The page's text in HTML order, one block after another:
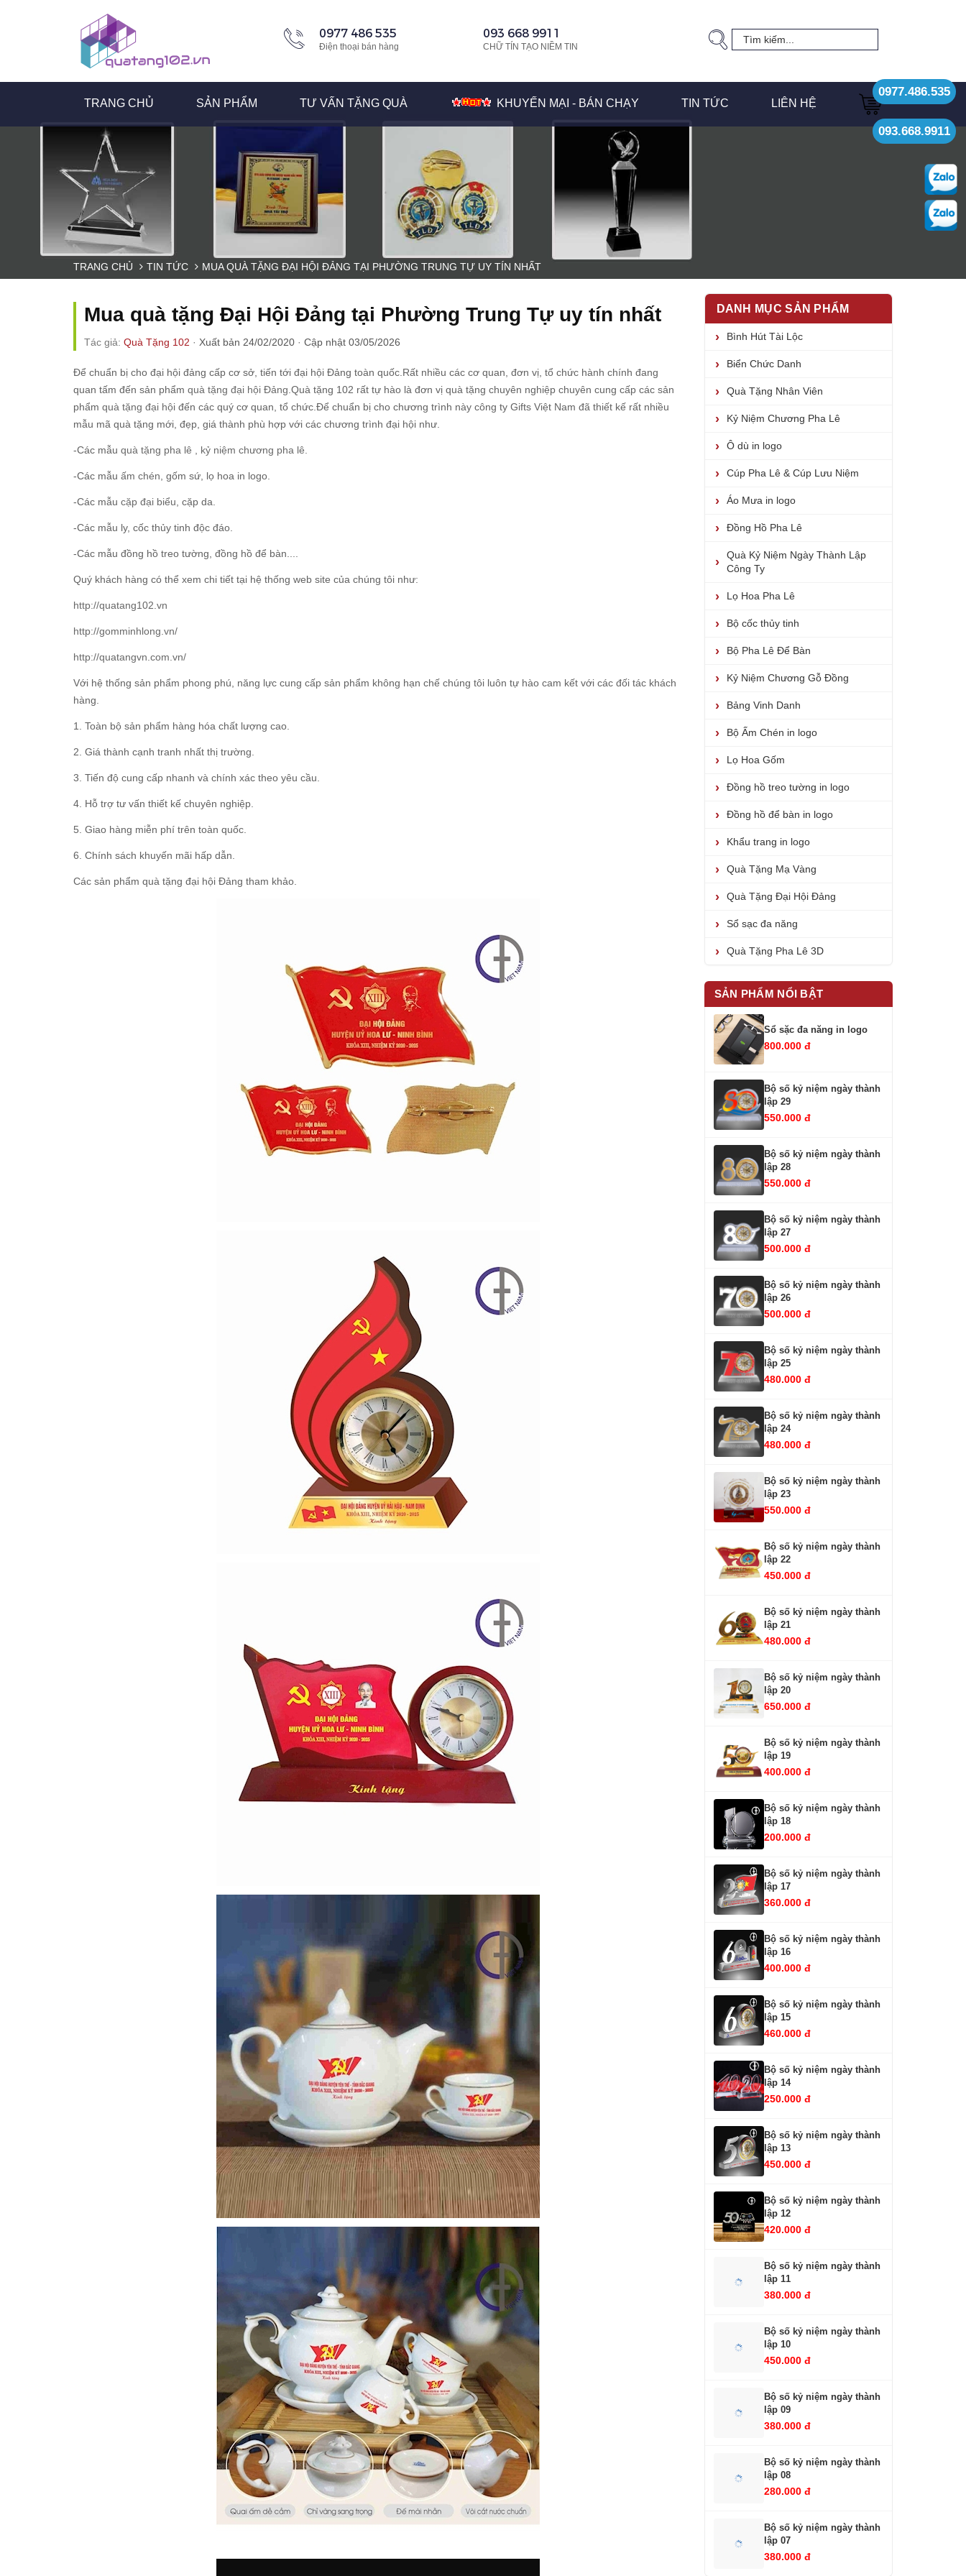
0977 486 535
Điện thoại bán hàng
093 668 9911
CHỮ TÍN TẠO NIỀM TIN
TRANG CHỦ SẢN PHẨM TƯ VẤN TẶNG QUÀ KHUYẾN MẠI - BÁN CHẠY TIN TỨC LIÊN HỆ
0977.486.535
093.668.9911
TRANG CHỦ TIN TỨC MUA QUÀ TẶNG ĐẠI HỘI ĐẢNG TẠI PHƯỜNG TRUNG TỰ UY TÍN NHẤT
Mua quà tặng Đại Hội Đảng tại Phường Trung Tự uy tín nhất
Tác giả: Quà Tặng 102 · Xuất bản 24/02/2020 · Cập nhật 03/05/2026
Để chuẩn bị cho đại hội đảng cấp cơ sở, tiến tới đại hội Đảng toàn quốc.Rất nhiều các cơ quan, đơn vị, tổ chức hành chính đang
quan tấm đến sản phẩm quà tặng đại hội Đảng .Quà tặng 102 rất tự hào là đơn vị quà tặng chuyên nghiệp chuyên cung cấp các sản
phẩm quà tặng đại hội đến các quý cơ quan, tổ chức.Để chuẩn bị cho chương trình này công ty Gifts Việt Nam đã thiết kế rất nhiều
mẫu mã quà tặng mới, đẹp, giá thành phù hợp với các chương trình đại hội như.
-Các mẫu quà tặng pha lê kỷ niệm chương pha lê.
-Các mẫu ấm chén , gốm sứ, lọ hoa in logo.
-Các mẫu cặp đại biểu , cặp da.
-Các mẫu ly, cốc thủy tinh độc đáo.
-Các mẫu đồng hồ treo tường, đồng hồ để bàn....
Quý khách hàng có thể xem chi tiết tại hệ thống web site của chúng tôi như:
http://quatang102.vn
http://gomminhlong.vn/
http://quatangvn.com.vn/
Với hệ thống sản phẩm phong phú, năng lực cung cấp sản phẩm không hạn chế chúng tôi luôn tự hào cam kết với các đối tác khách
hàng.
1. Toàn bộ sản phẩm hàng hóa chất lượng cao.
2. Giá thành cạnh tranh nhất thị trường.
3. Tiến độ cung cấp nhanh và chính xác theo yêu cầu.
4. Hỗ trợ tư vấn thiết kế chuyên nghiệp.
5. Giao hàng miễn phí trên toàn quốc.
6. Chính sách khuyến mãi hấp dẫn.
Các sản phẩm quà tặng đại hội Đảng tham khảo.
DANH MỤC SẢN PHẨM
Bình Hút Tài Lộc
Biển Chức Danh
Quà Tặng Nhân Viên
Kỷ Niệm Chương Pha Lê
Ô dù in logo
Cúp Pha Lê & Cúp Lưu Niệm
Áo Mưa in logo
Đồng Hồ Pha Lê
Quà Kỷ Niệm Ngày Thành Lập
Công Ty
Lọ Hoa Pha Lê
Bộ cốc thủy tinh
Bộ Pha Lê Để Bàn
Kỷ Niệm Chương Gỗ Đồng
Bảng Vinh Danh
Bộ Ấm Chén in logo
Lọ Hoa Gốm
Đồng hồ treo tường in logo
Đồng hồ để bàn in logo
Khẩu trang in logo
Quà Tặng Mạ Vàng
Quà Tặng Đại Hội Đảng
Sổ sạc đa năng
Quà Tặng Pha Lê 3D
SẢN PHẨM NỔI BẬT
Sổ sặc đa năng in logo
800.000 đ
Bộ số kỷ niệm ngày thành
lập 29
550.000 đ
Bộ số kỷ niệm ngày thành
lập 28
550.000 đ
Bộ số kỷ niệm ngày thành
lập 27
500.000 đ
Bộ số kỷ niệm ngày thành
lập 26
500.000 đ
Bộ số kỷ niệm ngày thành
lập 25
480.000 đ
Bộ số kỷ niệm ngày thành
lập 24
480.000 đ
Bộ số kỷ niệm ngày thành
lập 23
550.000 đ
Bộ số kỷ niệm ngày thành
lập 22
450.000 đ
Bộ số kỷ niệm ngày thành
lập 21
480.000 đ
Bộ số kỷ niệm ngày thành
lập 20
650.000 đ
Bộ số kỷ niệm ngày thành
lập 19
400.000 đ
Bộ số kỷ niệm ngày thành
lập 18
200.000 đ
Bộ số kỷ niệm ngày thành
lập 17
360.000 đ
Bộ số kỷ niệm ngày thành
lập 16
400.000 đ
Bộ số kỷ niệm ngày thành
lập 15
460.000 đ
Bộ số kỷ niệm ngày thành
lập 14
250.000 đ
Bộ số kỷ niệm ngày thành
lập 13
450.000 đ
Bộ số kỷ niệm ngày thành
lập 12
420.000 đ
Bộ số kỷ niệm ngày thành
lập 11
380.000 đ
Bộ số kỷ niệm ngày thành
lập 10
450.000 đ
Bộ số kỷ niệm ngày thành
lập 09
380.000 đ
Bộ số kỷ niệm ngày thành
lập 08
280.000 đ
Bộ số kỷ niệm ngày thành
lập 07
380.000 đ